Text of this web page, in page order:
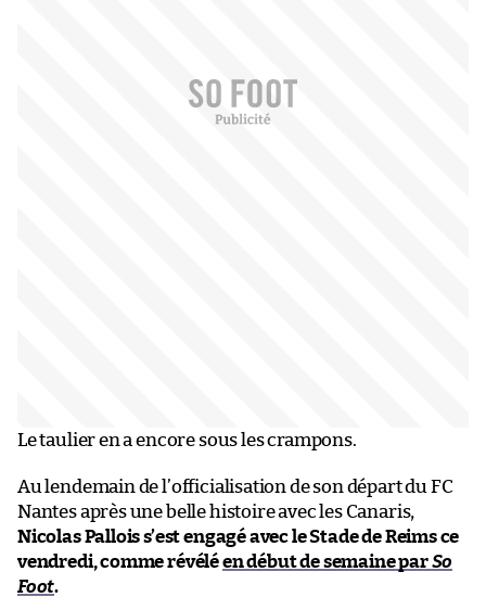
Le taulier en a encore sous les crampons.
Au lendemain de l’officialisation de son départ du FC
Nantes après une belle histoire avec les Canaris,
Nicolas Pallois s’est engagé avec le Stade de Reims ce
vendredi, comme révéléen début de semaine parSo
Foot.